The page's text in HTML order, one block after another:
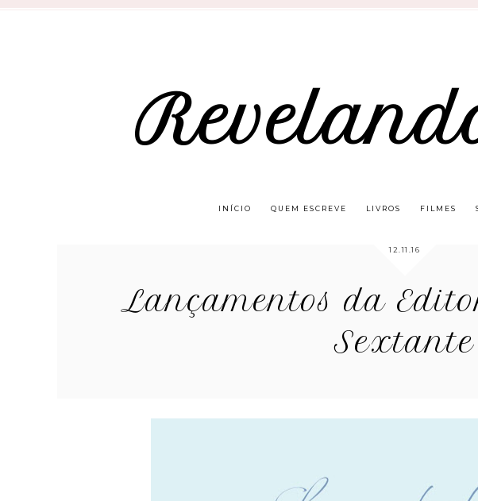
INÍCIO QUEM ESCREVE LIVROS FILMES
12.11.16
Lançamentos da
Sextante